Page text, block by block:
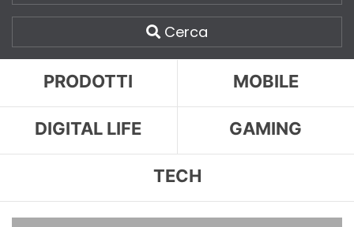
Cerca
PRODOTTI MOBILE
DIGITAL LIFE GAMING
TECH